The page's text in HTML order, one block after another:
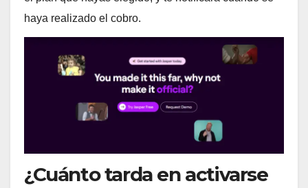
haya realizado el cobro.
¿Cuánto tarda en activarse